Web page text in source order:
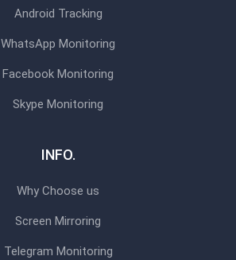
Android Tracking
WhatsApp Monitoring
Facebook Monitoring
Skype Monitoring
INFO.
Why Choose us
Screen Mirroring
Telegram Monitoring